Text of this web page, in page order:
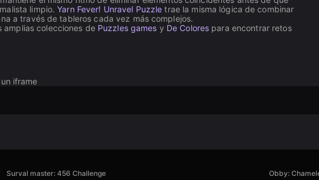
limpio.Yarn Fever! Unravel Puzzle trae la misma lógica de combinar
a través de tableros cada vez más complejos.
amplias colecciones de Puzzles games y De Colores para encontrar retos
iframe
Surval master: 456 Challenge
Obby: